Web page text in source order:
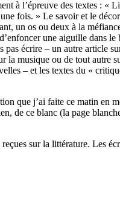
à l’épreuve des textes : «
fois. » Le savoir et le
un os ou deux à la
une aiguille dans
écrire – un autre article
musique ou de tout autre
– et les textes du «
que j’ai faite ce matin en
de ce blanc (la page
sur la littérature. Les